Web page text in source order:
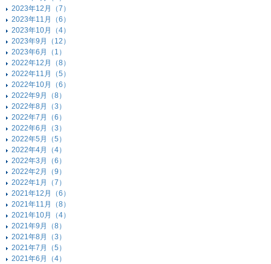
2023年12月（7）
2023年11月（6）
2023年10月（4）
2023年9月（12）
2023年6月（1）
2022年12月（8）
2022年11月（5）
2022年10月（6）
2022年9月（8）
2022年8月（3）
2022年7月（6）
2022年6月（3）
2022年5月（5）
2022年4月（4）
2022年3月（6）
2022年2月（9）
2022年1月（7）
2021年12月（6）
2021年11月（8）
2021年10月（4）
2021年9月（8）
2021年8月（3）
2021年7月（5）
2021年6月（4）